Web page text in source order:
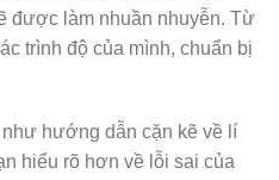
được làm nhuần nhuyễn. Từ
trình độ của mình, chuẩn bị
hướng dẫn cặn kẽ về lí
hiểu rõ hơn về lỗi sai của